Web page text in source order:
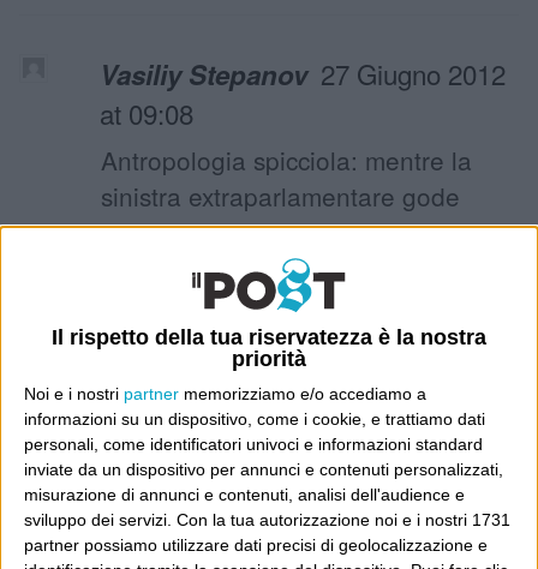
Il rispetto della tua riservatezza è la nostra
priorità
Noi e i nostri partner memorizziamo e/o accediamo a
informazioni su un dispositivo, come i cookie, e trattiamo dati
personali, come identificatori univoci e informazioni standard
inviate da un dispositivo per annunci e contenuti personalizzati,
misurazione di annunci e contenuti, analisi dell'audience e
sviluppo dei servizi. Con la tua autorizzazione noi e i nostri 1731
partner possiamo utilizzare dati precisi di geolocalizzazione e
Vasiliy Stepanov 27 Giugno 2012
at 09:08
Antropologia spicciola: mentre la
sinistra extraparlamentare gode
nell’umiliare commessi di libreria,
forse per il retaggio stalinista, i
moderati e liberaldemocratici italiani
si eccitano umiliando camerieri,
come si può notare praticamente
ogni volta che si va al ristorante o
anche solo in pizzeria. Che dipenda
dal retaggio fascista?